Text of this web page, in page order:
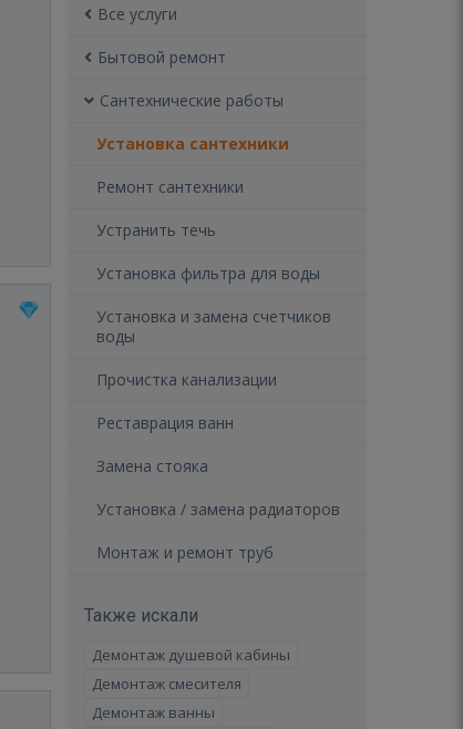
Все услуги
Бытовой ремонт
Сантехнические работы
Установка сантехники
Ремонт сантехники
Устранить течь
Установка фильтра для воды
Установка и замена счетчиков
воды
Прочистка канализации
Реставрация ванн
Замена стояка
Установка / замена радиаторов
Монтаж и ремонт труб
Также искали
Демонтаж душевой кабины
Демонтаж смесителя
Демонтаж ванны